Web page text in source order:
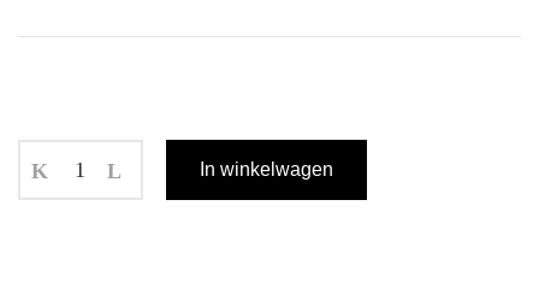
In winkelwagen